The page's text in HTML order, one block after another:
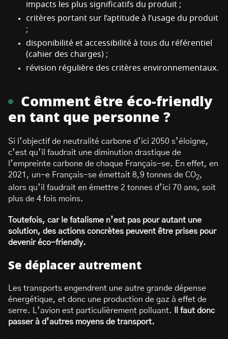
impacts les plus significatifs du produit ;
critères portant sur l’aptitude à l’usage du produit
;
disponibilité et accessibilité à tous du référentiel
(cahier des charges) ;
révision régulière des critères environnementaux.
Comment être éco-friendly
en tant que personne ?
Si l’objectif de neutralité carbone d’ici 2050 s’éloigne,
c’est qu’il faudrait une diminution drastique de
l’empreinte carbone de chaque Français-se. En effet, en
2021, un-e Français-se émettait 8,9 tonnes de CO2,
alors qu’il faudrait en émettre 2 tonnes d’ici 70 ans, soit
plus de 4 fois moins.
Toutefois, car le fatalisme n’est pas pour autant une
solution, des actions concrètes peuvent être prises pour
devenir éco-friendly.
Se déplacer autrement
Les transports engendrent une autre grande dépense
énergétique, et donc une production de gaz à effet de
serre. L’avion est particulièrement polluant.
Il faut donc
passer à d’autres moyens de transport.